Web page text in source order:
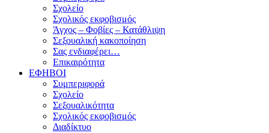
Σχολείο
Σχολικός εκφοβισμός
Άγχος – Φοβίες – Κατάθλιψη
Σεξουαλική κακοποίηση
Σας ενδιαφέρει…
Επικαιρότητα
ΕΦΗΒΟΙ
Συμπεριφορά
Σχολείο
Σεξουαλικότητα
Σχολικός εκφοβισμός
Διαδίκτυο